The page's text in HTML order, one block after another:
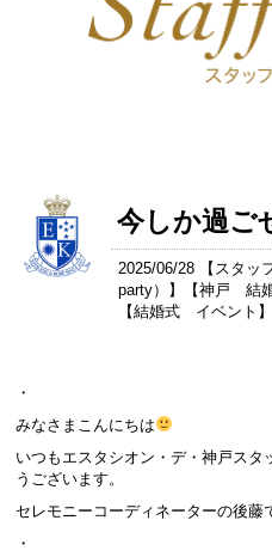
今しか過ご
2025/06/28 【 スタッ
party）
】【神戸 結
【結婚式 イベント
・
みなさまこんにちは
いつもエスタシオン・デ・神戸スタ
うございます。
セレモニーコーディネーターの後藤
・